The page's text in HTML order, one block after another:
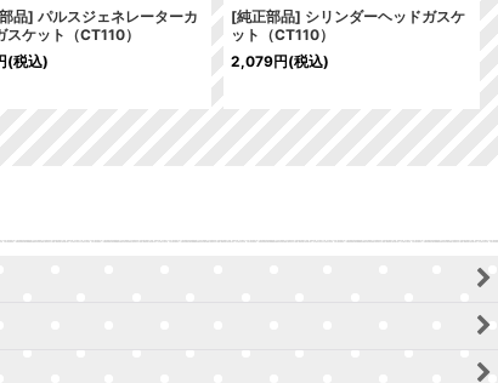
品] パルスジェネレーターカ
スケット（CT110）
(税込)
[純正部品] シリンダーヘッドガスケ
ット（CT110）
2,079円(税込)